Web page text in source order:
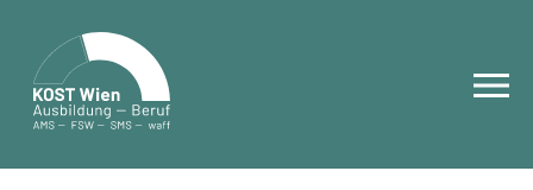
content